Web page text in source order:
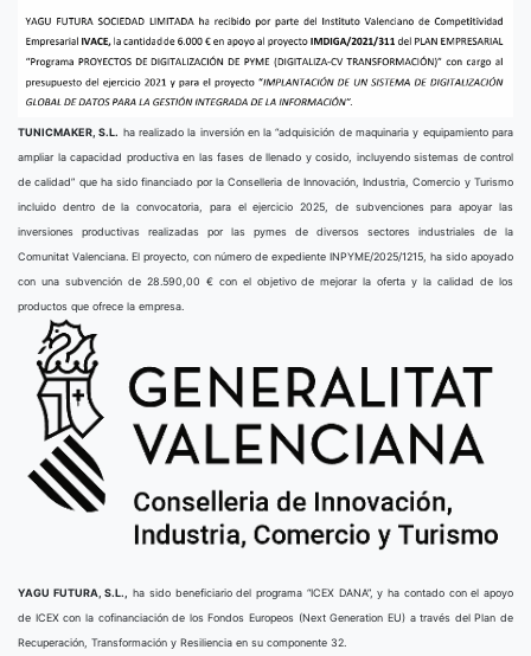
TUNICMAKER, S.L. ha realizado la inversión en la “adquisición de maquinaria y equipamiento para
ampliar la capacidad productiva en las fases de llenado y cosido, incluyendo sistemas de control
de calidad” que ha sido financiado por la Conselleria de Innovación, Industria, Comercio y Turismo
incluido dentro de la convocatoria, para el ejercicio 2025, de subvenciones para apoyar las
inversiones productivas realizadas por las pymes de diversos sectores industriales de la
Comunitat Valenciana. El proyecto, con número de expediente INPYME/2025/1215, ha sido apoyado
con una subvención de 28.590,00 € con el objetivo de mejorar la oferta y la calidad de los
productos que ofrece la empresa.
YAGU FUTURA, S.L.,
ha sido beneficiario del programa “ICEX DANA”, y ha contado con el apoyo
de ICEX con la cofinanciación de los Fondos Europeos (Next Generation EU) a través del Plan de
Recuperación, Transformación y Resiliencia en su componente 32.